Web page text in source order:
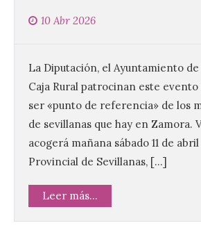
10 Abr 2026
La Diputación, el Ayuntamiento
Caja Rural patrocinan este
ser «punto de referencia» de los
de sevillanas que hay en Zamora.
acogerá mañana sábado 11 de
Provincial de Sevillanas, […]
Leer más...